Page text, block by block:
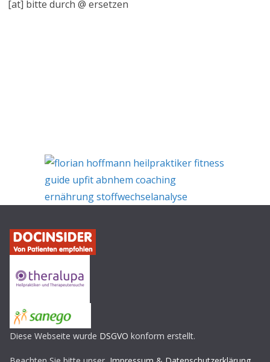
[at] bitte durch @ ersetzen
Diese Webseite wurde DSGVO konform erstellt.